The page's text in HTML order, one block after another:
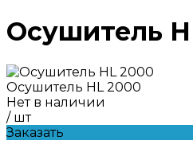
Осушитель
Осушитель HL 2000
Нет в наличии
/ шт
Заказать